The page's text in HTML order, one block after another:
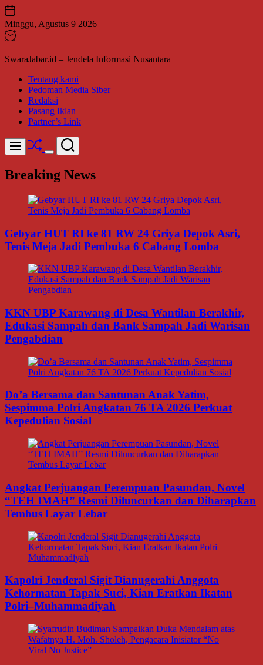
Skip
to
content
Minggu, Agustus 9 2026
SwaraJabar.id – Jendela Informasi Nusantara
Tentang kami
Pedoman Media Siber
Redaksi
Pasang Iklan
Partner’s Link
Menu Shuffle
Switch
mode
Search
Breaking News
Gebyar HUT RI ke 81 RW 24 Griya Depok Asri,
Tenis Meja Jadi Pembuka 6 Cabang Lomba
KKN UBP Karawang di Desa Wantilan Berakhir,
Edukasi Sampah dan Bank Sampah Jadi Warisan
Pengabdian
Do’a Bersama dan Santunan Anak Yatim,
Sespimma Polri Angkatan 76 TA 2026 Perkuat
Kepedulian Sosial
Angkat Perjuangan Perempuan Pasundan, Novel
“TEH IMAH” Resmi Diluncurkan dan Diharapkan
Tembus Layar Lebar
Kapolri Jenderal Sigit Dianugerahi Anggota
Kehormatan Tapak Suci, Kian Eratkan Ikatan
Polri–Muhammadiyah